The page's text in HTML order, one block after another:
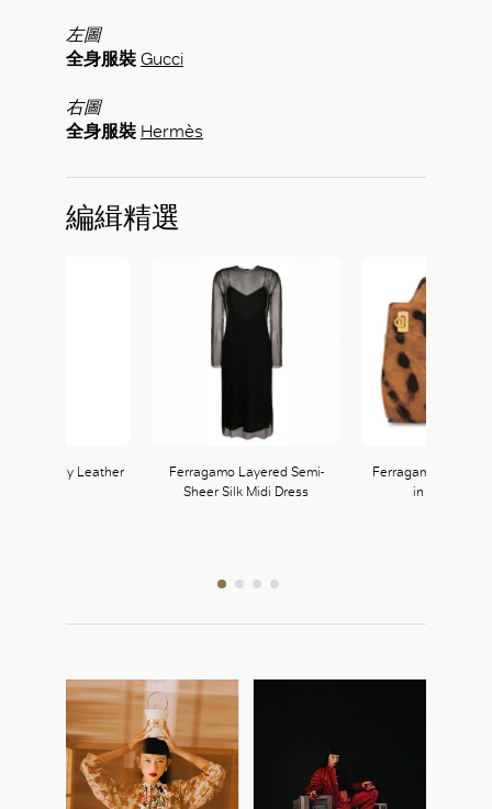
左圖
全身服裝 Gucci
右圖
全身服裝 Hermès
編緝精選
Chady Leather
Ferragamo Layered Semi-
Sheer Silk Midi Dress
Ferragamo Wanda
in Animal